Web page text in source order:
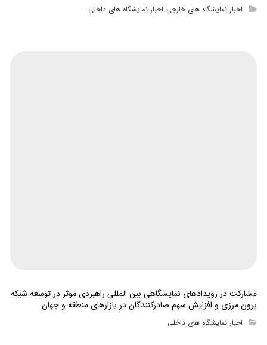
اخبار نمایشگاه های خارجی, اخبار نمایشگاه های داخلی
مشارکت در رویدادهای نمایشگاهی بین المللی راهبردی موثر در توسعه شبکه
برون مرزی و افزایش سهم صادرکنندگان در بازارهای منطقه و جهان
اخبار نمایشگاه های داخلی